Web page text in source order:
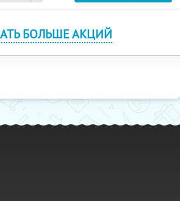
БОЛЬШЕ АКЦИЙ